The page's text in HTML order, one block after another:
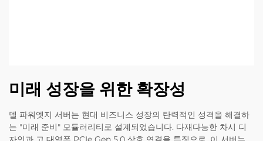
미래 성장을 위한 확장성
델 파워엣지 서버는 현대 비즈니스 성장의 탄력적인 성격을 해결하
는 "미래 준비" 모듈러리티로 설계되었습니다. 다재다능한 차시 디